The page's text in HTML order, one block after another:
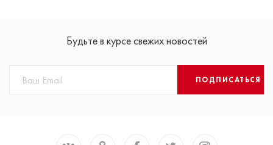
Будьте в курсе свежих новостей
ПОДПИСАТЬСЯ